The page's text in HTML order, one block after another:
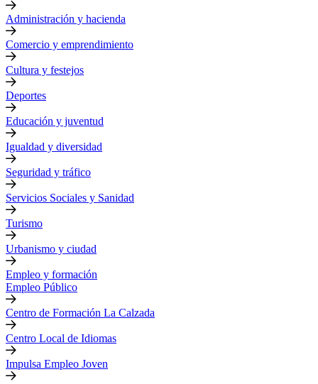
Administración y hacienda
Comercio y emprendimiento
Cultura y festejos
Deportes
Educación y juventud
Igualdad y diversidad
Seguridad y tráfico
Servicios Sociales y Sanidad
Turismo
Urbanismo y ciudad
Empleo y formación
Empleo Público
Centro de Formación La Calzada
Centro Local de Idiomas
Impulsa Empleo Joven